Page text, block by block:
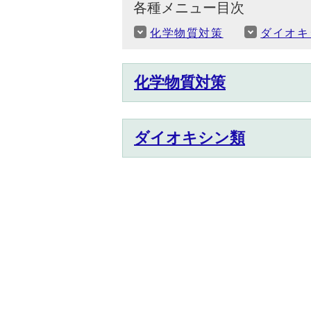
各種メニュー目次
化学物質対策 ダイオ
化学物質対策
ダイオキシン類